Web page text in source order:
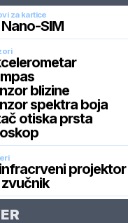
za kartice
SIM
blizine
spektra boja
otiska prsta
projektor